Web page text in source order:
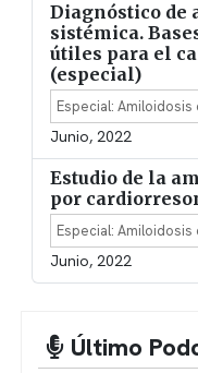
Diagnóstico de
sistémica.
útiles para el
(especial)
Especial: Amiloidosis
Junio, 2022
Estudio de la
por
Especial: Amiloidosis
Junio, 2022
Último